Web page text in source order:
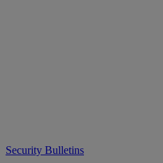
Security Bulletins